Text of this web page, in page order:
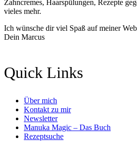
Zahncremes, Haarspülungen, Rezepte
vieles mehr.
Ich wünsche dir viel Spaß auf meiner
Dein Marcus
Quick Links
Über mich
Kontakt zu mir
Newsletter
Manuka Magic – Das Buch
Rezeptsuche